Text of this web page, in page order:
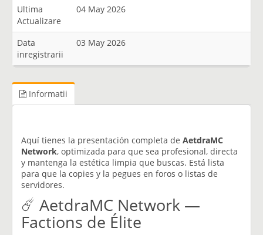
Ultima
Actualizare
04 May 2026
Data
inregistrarii
03 May 2026
Informatii
Aquí tienes la presentación completa de AetdraMC
Network, optimizada para que sea profesional, directa
y mantenga la estética limpia que buscas. Está lista
para que la copies y la pegues en foros o listas de
servidores.
☄️ AetdraMC Network —
Factions de Élite